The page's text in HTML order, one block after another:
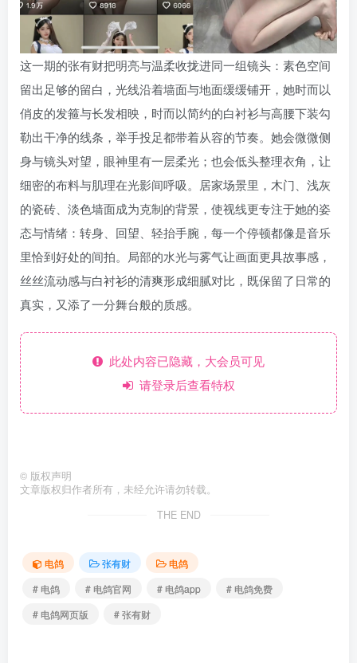
这一期的张有财把明亮与温柔收拢进同一组镜头：素色空间
留出足够的留白，光线沿着墙面与地面缓缓铺开，她时而以
俏皮的发箍与长发相映，时而以简约的白衬衫与高腰下装勾
勒出干净的线条，举手投足都带着从容的节奏。她会微微侧
身与镜头对望，眼神里有一层柔光；也会低头整理衣角，让
细密的布料与肌理在光影间呼吸。居家场景里，木门、浅灰
的瓷砖、淡色墙面成为克制的背景，使视线更专注于她的姿
态与情绪：转身、回望、轻抬手腕，每一个停顿都像是音乐
里恰到好处的间拍。局部的水光与雾气让画面更具故事感，
丝丝流动感与白衬衫的清爽形成细腻对比，既保留了日常的
真实，又添了一分舞台般的质感。
此处内容已隐藏，大会员可见
请登录后查看特权
© 版权声明
文章版权归作者所有，未经允许请勿转载。
THE END
电鸽 张有财
电鸽
# 电鸽
# 电鸽官网 # 电鸽app
# 电鸽免费
# 电鸽网页版
# 张有财